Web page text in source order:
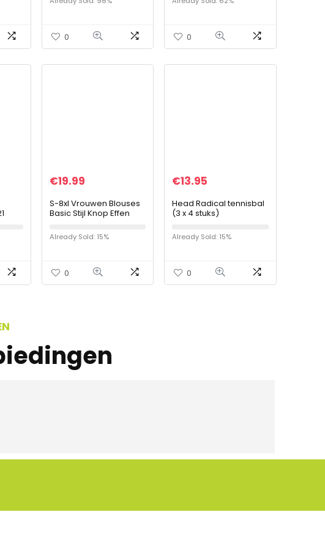
antislip
0 0
€19.99
S-8xl Vrouwen Blouses
Basic Stijl Knop Effen
Dames Slanke Kleding
Elegante Kantoor Shirts
Already Sold: 15%
0
€13.95
Head Radical tennisbal
(3 x 4 stuks)
Already Sold: 15%
0